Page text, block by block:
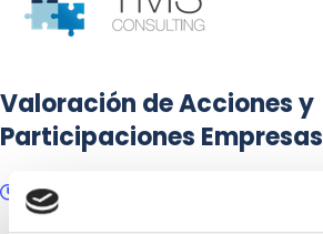
Valoración de Acciones y
Participaciones Empresas
08/05/2020